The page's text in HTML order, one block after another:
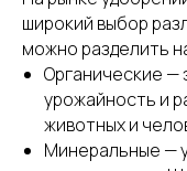
широкий выбор
можно разделить
Органические —
урожайность и
животных и
Минеральные —